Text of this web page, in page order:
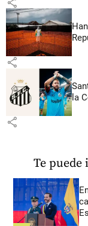
share
la
share
Te puede